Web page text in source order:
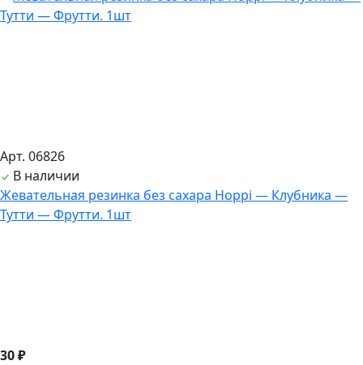
Арт. 06826
В наличии
Жевательная резинка без сахара Hoppi — Клубника —
Тутти — Фрутти. 1шт
30 ₽